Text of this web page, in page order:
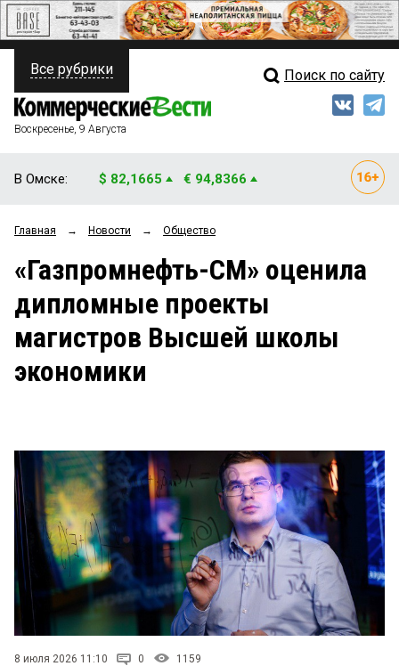
ПОЛИТИКА
ФИНАНСЫ
ОБЩЕСТВО
ЗАКОН
Свежий выпуск
Рейтинги
Блоги
Архив
Все рубрики Поиск по сайту
Воскресенье, 9 Августа
В Омске: $ 82,1665 € 94,8366
Главная → Новости → Общество
«Газпромнефть-СМ» оценила
дипломные проекты
магистров Высшей школы
экономики
8 июля 2026 11:10 0 1159